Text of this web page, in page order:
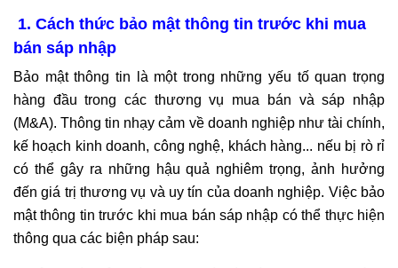
1. Cách thức bảo mật thông tin trước khi mua
bán sáp nhập
Bảo mật thông tin là một trong những yếu tố quan trọng
hàng đầu trong các thương vụ mua bán và sáp nhập
(M&A). Thông tin nhạy cảm về doanh nghiệp như tài chính,
kế hoạch kinh doanh, công nghệ, khách hàng... nếu bị rò rỉ
có thể gây ra những hậu quả nghiêm trọng, ảnh hưởng
đến giá trị thương vụ và uy tín của doanh nghiệp. Việc bảo
mật thông tin trước khi mua bán sáp nhập có thể thực hiện
thông qua các biện pháp sau: